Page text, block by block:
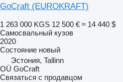
GoCraft (EUROKRAFT)
1 263 000 KGS 12 500 € ≈ 14 440 $
Самосвальный кузов
2020
Состояние новый
Эстония, Tallinn
OÜ GoCraft
Связаться с продавцом